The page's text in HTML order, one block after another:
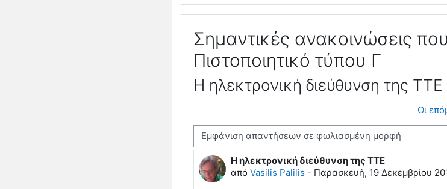
Σημαντικές ανακοινώσεις
Πιστοποιητικό τύπου Γ
H ηλεκτρονική διεύθυνση της ΤΤΕ
Οι
Λειτουργία εμφάνισης
H ηλεκτρονική διεύθυνση της ΤΤΕ
από Vasilis Palilis - Παρασκευή, 19 Δεκεμβρίου
Αριθμός απαντήσεων: 0